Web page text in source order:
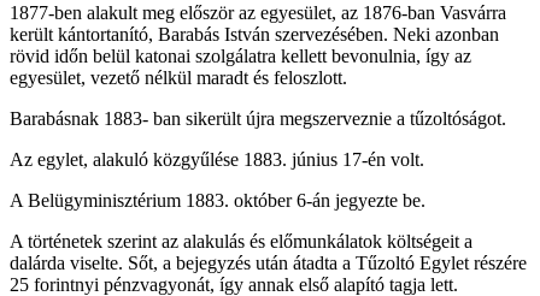
1877-ben alakult meg először az egyesület, az 1876-ban Vasvárra
került kántortanító, Barabás István szervezésében. Neki azonban
rövid időn belül katonai szolgálatra kellett bevonulnia, így az
egyesület, vezető nélkül maradt és feloszlott.
Barabásnak 1883- ban sikerült újra megszerveznie a tűzoltóságot.
Az egylet, alakuló közgyűlése 1883. június 17-én volt.
A Belügyminisztérium 1883. október 6-án jegyezte be.
A történetek szerint az alakulás és előmunkálatok költségeit a
dalárda viselte. Sőt, a bejegyzés után átadta a Tűzoltó Egylet részére
25 forintnyi pénzvagyonát, így annak első alapító tagja lett.